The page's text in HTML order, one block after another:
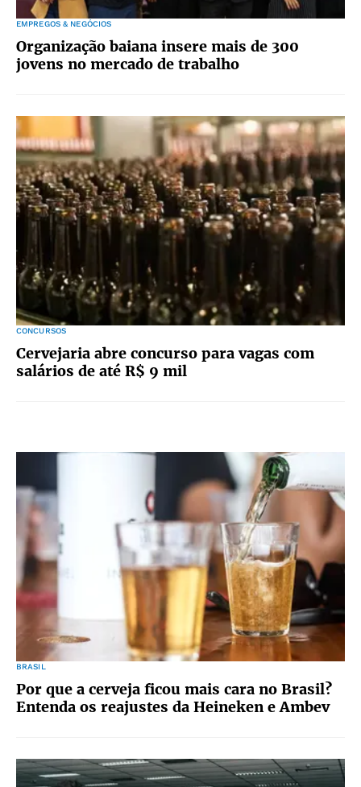
EMPREGOS & NEGÓCIOS
Organização baiana insere mais de 300
jovens no mercado de trabalho
CONCURSOS
Cervejaria abre concurso para vagas com
salários de até R$ 9 mil
BRASIL
Por que a cerveja ficou mais cara no Brasil?
Entenda os reajustes da Heineken e Ambev